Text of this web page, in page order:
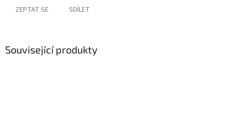
ZEPTAT SE SDÍLET
Související produkty